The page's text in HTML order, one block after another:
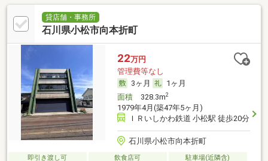
貸店舗・事務所
石川県小松市向本折町
22万円
管理費等なし
3ヶ月
1ヶ月
面積328.3m2
1979年4月(築47年5ヶ月)
ＩＲいしかわ鉄道 小松駅 徒歩20分
石川県小松市向本折町
即引き渡し可 飲食店可
駐車場(近隣含)